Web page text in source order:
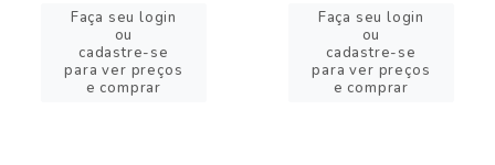
Faça seu login
ou
cadastre-se
para ver preços
e comprar
Faça seu login
ou
cadastre-se
para ver preços
e comprar